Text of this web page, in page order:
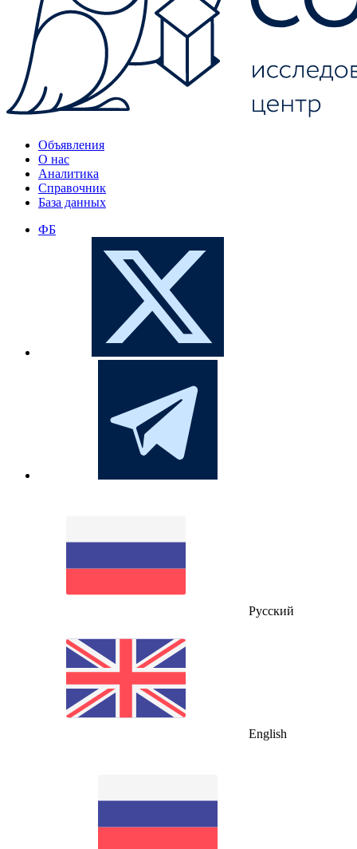
Объявления
О нас
Аналитика
Справочник
База данных
ФБ
Русский
English